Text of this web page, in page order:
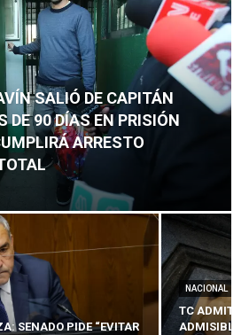
SALIÓ DE CAPITÁN
DE 90 DÍAS EN PRISIÓN
ARRESTO
SENADO PIDE “EVITAR
NACIONAL
TC ADMITE
ADMISIBLES